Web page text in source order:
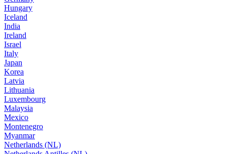
Hungary
Iceland
India
Ireland
Israel
Italy
Japan
Korea
Latvia
Lithuania
Luxembourg
Malaysia
Mexico
Montenegro
Myanmar
Netherlands (NL)